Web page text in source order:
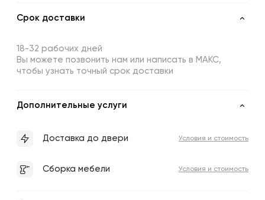
Срок доставки
18-32 рабочих дней
Вы можете позвонить нам или написать в МАКС,
чтобы узнать точный срок доставки
Дополнительные услуги
Доставка до двери Условия и стоимость
Сборка мебели Условия и стоимость